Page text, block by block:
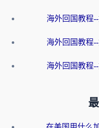
海外回国教程
海外回国教程
海外回国教程